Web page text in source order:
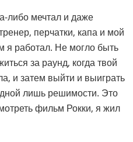
либо мечтал и даже
перчатки, капа и мой
работал. Не могло быть
за раунд, когда твой
и затем выйти и выиграть
лишь решимости. Это
фильм Рокки, я жил